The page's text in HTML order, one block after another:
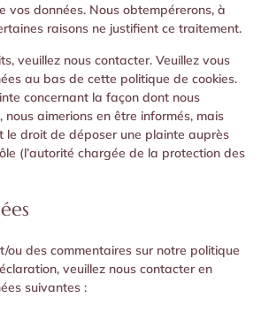
vos données. Nous obtempérerons, à
raisons ne justifient ce traitement.
veuillez nous contacter. Veuillez vous
au bas de cette politique de cookies.
concernant la façon dont nous
aimerions en être informés, mais
le droit de déposer une plainte auprès
(l’autorité chargée de la protection des
ou des commentaires sur notre politique
veuillez nous contacter en
suivantes :